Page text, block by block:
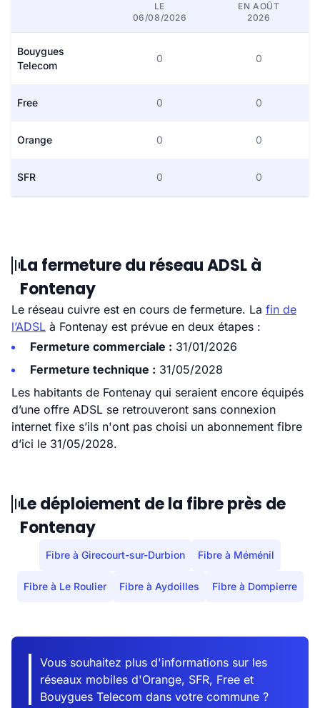
LE
06/08/2026
EN AOÛT
2026
Bouygues
Telecom
0 0
Free 0 0
Orange 0 0
SFR 0 0
La fermeture du réseau ADSL à
Fontenay
Le réseau cuivre est en cours de fermeture. La fin de
l’ADSL à Fontenay est prévue en deux étapes :
Fermeture commerciale : 31/01/2026
Fermeture technique : 31/05/2028
Les habitants de Fontenay qui seraient encore équipés
d’une offre ADSL se retrouveront sans connexion
internet fixe s’ils n'ont pas choisi un abonnement fibre
d’ici le 31/05/2028.
Le déploiement de la fibre près de
Fontenay
Fibre à Girecourt-sur-Durbion Fibre à Méménil
Fibre à Le Roulier Fibre à Aydoilles Fibre à Dompierre
Vous souhaitez plus d'informations sur les
réseaux mobiles d'Orange, SFR, Free et
Bouygues Telecom dans votre commune ?